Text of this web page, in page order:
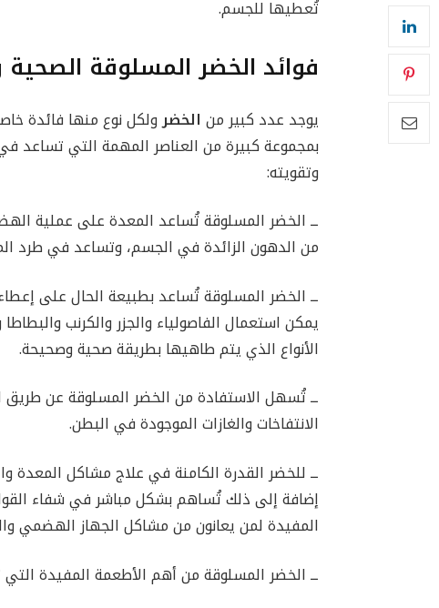
تُعطيها للجسم.
فوائد الخضر المسلوقة الصحية
يوجد عدد كبير من الخضرولكل نوع منها فائدة
بمجموعة كبيرة من العناصر المهمة التي تساعد
وتقويته:
ــ الخضر المسلوقة تُساعد المعدة على عملية
من الدهون الزائدة في الجسم، وتساعد في طرد
ــ الخضر المسلوقة تُساعد بطبيعة الحال على
يمكن استعمال الفاصولياء والجزر والكرنب
الأنواع الذي يتم طاهيها بطريقة صحية وصحيحة.
ــ تُسهل الاستفادة من الخضر المسلوقة عن
الانتفاخات والغازات الموجودة في البطن.
ــ للخضر القدرة الكامنة في علاج مشاكل المعدة
إضافة إلى ذلك تُساهم بشكل مباشر في شفاء
المفيدة لمن يعانون من مشاكل الجهاز الهضمي
ــ الخضر المسلوقة من أهم الأطعمة المفيدة